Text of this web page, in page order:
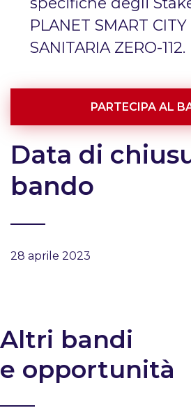
PLANET SMART
SANITARIA ZERO-112.
PARTECIPA AL
Data di
bando
28 aprile 2023
Altri bandi
e opportunità